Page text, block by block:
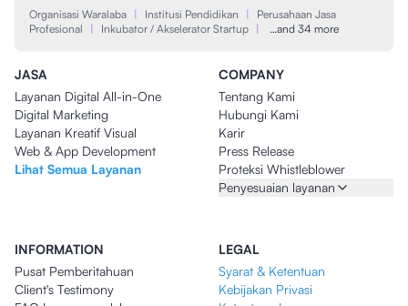
Organisasi Waralaba | Institusi Pendidikan |
Perusahaan Jasa
Profesional
| Inkubator / Akselerator Startup | …and 34 more
JASA
Layanan Digital All-in-One
Digital Marketing
Layanan Kreatif Visual
Web & App Development
Lihat Semua Layanan
COMPANY
Tentang Kami
Hubungi Kami
Karir
Press Release
Proteksi Whistleblower
Penyesuaian layanan
INFORMATION
Pusat Pemberitahuan
Client's Testimony
LEGAL
Syarat & Ketentuan
Kebijakan Privasi